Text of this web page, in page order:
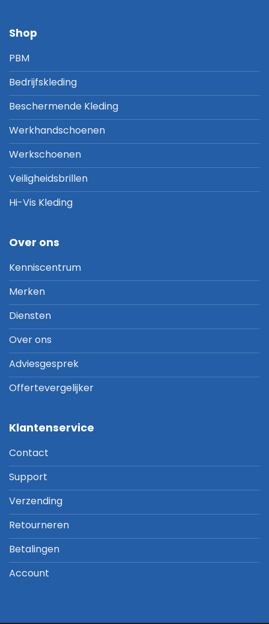
Shop
PBM
Bedrijfskleding
Beschermende Kleding
Werkhandschoenen
Werkschoenen
Veiligheidsbrillen
Hi-Vis Kleding
Over ons
Kenniscentrum
Merken
Diensten
Over ons
Adviesgesprek
Offertevergelijker
Klantenservice
Contact
Support
Verzending
Retourneren
Betalingen
Account